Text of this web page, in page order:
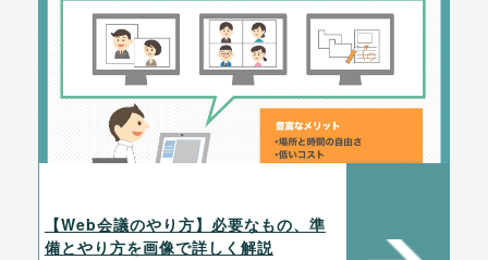
【Web会議のやり方】必要なもの、準
備とやり方を画像で詳しく解説